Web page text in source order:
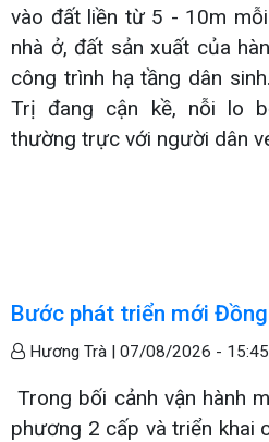
vào đất liền từ 5 - 10m
nhà ở, đất sản xuất của
công trình hạ tầng dân
Trị đang cận kề, nỗi lo
thường trực với người dân
Bước phát triển mới
Hương Trà | 07/08/2026 - 15:45
Trong bối cảnh vận hành
phương 2 cấp và triển khai